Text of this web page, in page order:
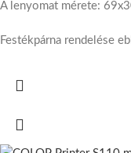
A lenyomat mérete:
Festékpárna rendelése